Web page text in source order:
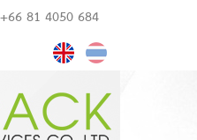
+66 81 4050 684